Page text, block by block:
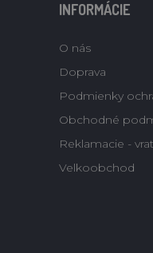
INFORMÁCIE
O nás
Doprava
Podmienky
Obchodné
Reklamacie -
Velkoobchod